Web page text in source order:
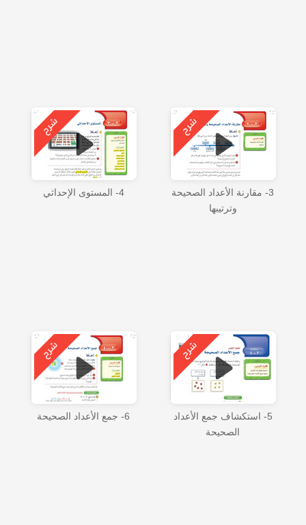
3- مقارنة الأعداد الصحيحة
وترتيبها
4- المستوى الإحداثي
5- استكشاف جمع الأعداد
الصحيحة
6- جمع الأعداد الصحيحة